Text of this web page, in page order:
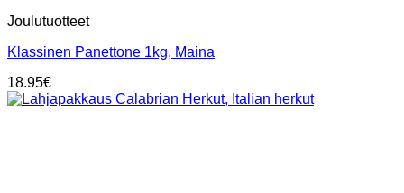
Joulutuotteet
Klassinen Panettone 1kg, Maina
18.95€